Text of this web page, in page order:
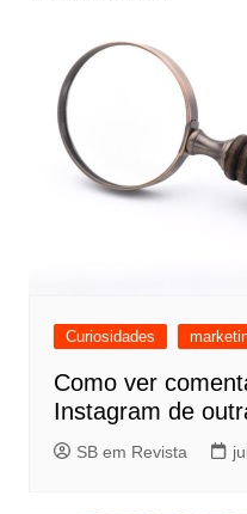
Curiosidades
Como ver
Instagram de
SB em Revista